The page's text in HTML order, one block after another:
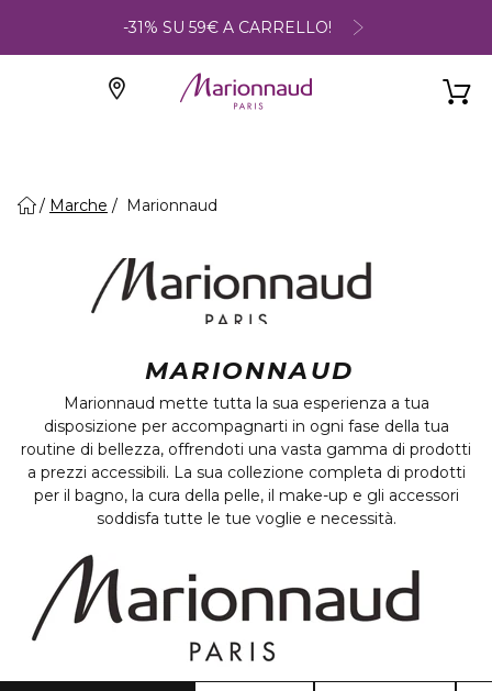
-31% SU 59€ A CARRELLO!
Marche Marionnaud
MARIONNAUD
Marionnaud mette tutta la sua esperienza a tua
disposizione per accompagnarti in ogni fase della tua
routine di bellezza, offrendoti una vasta gamma di prodotti
a prezzi accessibili. La sua collezione completa di prodotti
per il bagno, la cura della pelle, il make-up e gli accessori
soddisfa tutte le tue voglie e necessità.